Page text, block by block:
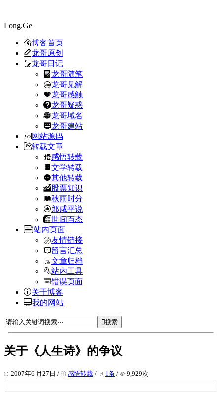
Long.Ge
博客首页
龙哥原创
龙哥日记
龙哥随笔
龙哥见解
龙哥感触
龙哥疑惑
龙哥域名
龙哥建站
网站源码
转载文章
感悟转载
文学转载
其他转载
股票知识
秋雨时分
郎咸平说
世间百态
站内页面
友情链接
留言汇总
文章归档
站内工具
错误页面
关于博客
我的网站
搜索
关于《人生诗》的争议
2007年6 月27日 / 感悟转载 / 1条 / 9,929次